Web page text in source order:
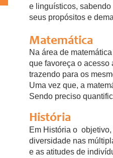
e linguísticos,
seus propósitos e
Matemática
Na área de
que favoreça o acesso
trazendo para os
Uma vez que, a
Sendo preciso
História
Em História o
diversidade nas
e as atitudes de